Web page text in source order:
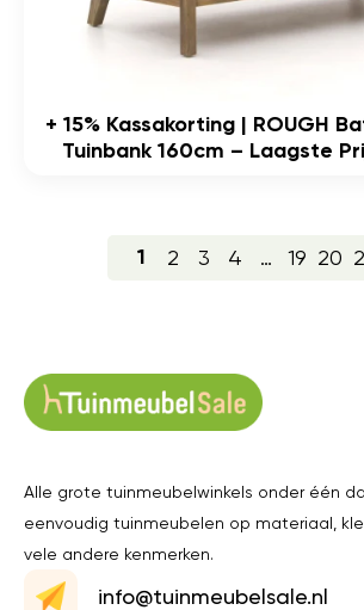
+ 15% Kassakorting | ROUGH
Tuinbank 160cm – Laagste
1 2 3 4 … 19 20
Alle grote tuinmeubelwinkels onder één
eenvoudig tuinmeubelen op materiaal,
vele andere kenmerken.
info@tuinmeubelsale.nl